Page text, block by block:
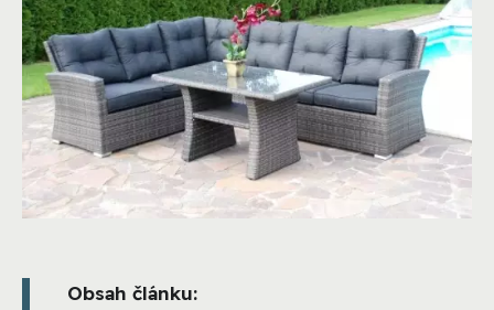
Obsah článku: